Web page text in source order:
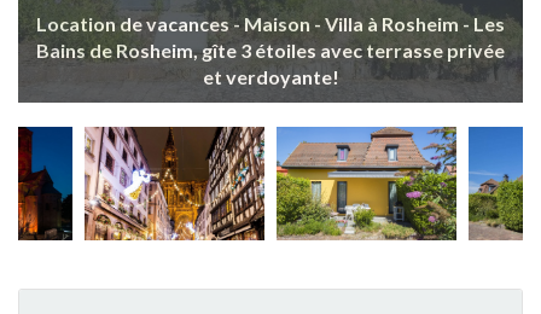
Location de vacances - Maison - Villa à Rosheim - Les
Bains de Rosheim, gîte 3 étoiles avec terrasse privée
et verdoyante!